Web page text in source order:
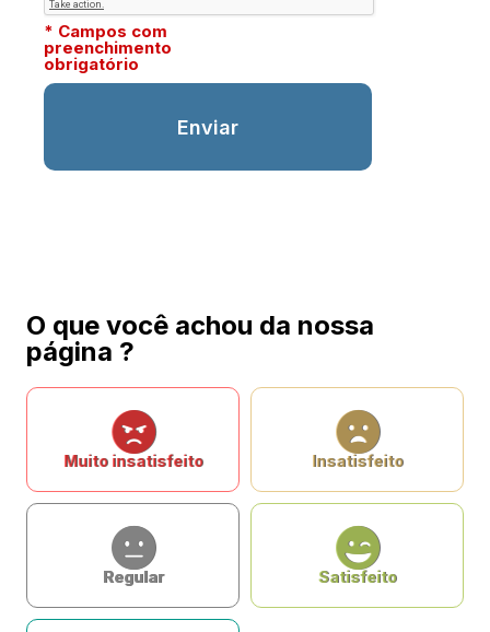
* Campos com
preenchimento
obrigatório
O que você achou da nossa
página ?
Muito insatisfeito Insatisfeito
Regular Satisfeito